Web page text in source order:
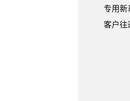
专用新
客户往